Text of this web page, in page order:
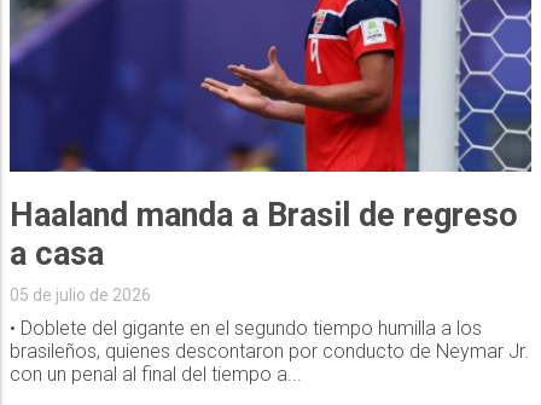
Haaland manda a Brasil de regreso
a casa
05 de julio de 2026
• Doblete del gigante en el segundo tiempo humilla a los
brasileños, quienes descontaron por conducto de Neymar Jr.
con un penal al final del tiempo a...